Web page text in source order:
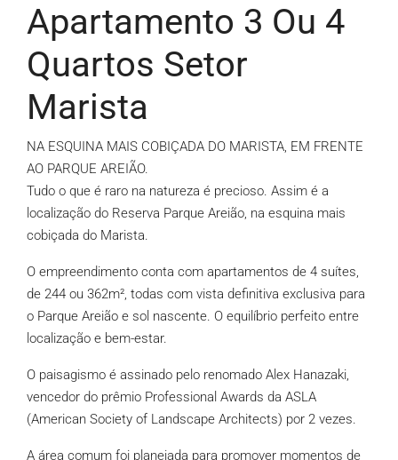
Apartamento 3 Ou 4
Quartos Setor
Marista
NA ESQUINA MAIS COBIÇADA DO MARISTA, EM FRENTE
AO PARQUE AREIÃO.
Tudo o que é raro na natureza é precioso. Assim é a
localização do Reserva Parque Areião, na esquina mais
cobiçada do Marista.
O empreendimento conta com apartamentos de 4 suítes,
de 244 ou 362m², todas com vista definitiva exclusiva para
o Parque Areião e sol nascente. O equilíbrio perfeito entre
localização e bem-estar.
O paisagismo é assinado pelo renomado Alex Hanazaki,
vencedor do prêmio Professional Awards da ASLA
(American Society of Landscape Architects) por 2 vezes.
A área comum foi planejada para promover momentos de